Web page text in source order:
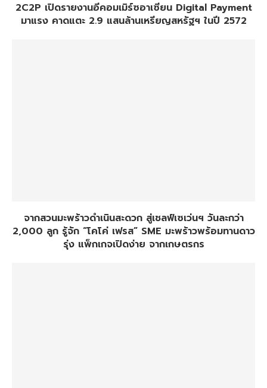
2C2P เปิดรายงานอีคอมเมิร์ซอาเซียน Digital Payment
มาแรง คาดแตะ 2.9 แสนล้านเหรียญสหรัฐฯ ในปี 2572
จากสวนมะพร้าวดำเนินสะดวก สู่เชลฟ์เซเว่นฯ วันละกว่า
2,000 ลูก รู้จัก “โคโค่ เฟรส” SME มะพร้าวพร้อมทานดาว
รุ่ง แพ็กเกจเปิดง่าย จากเกษตรกร